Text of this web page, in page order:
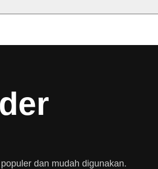
dan mudah digunakan.